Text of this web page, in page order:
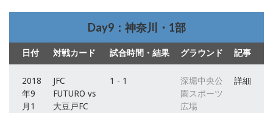
Day9：神奈川・1部
日付 対戦カード 試合時間・結果 グラウンド 記事
2018
年9
月1
JFC
FUTURO vs
大豆戸FC
1 - 1
深堀中央公
園スポーツ
広場
詳細